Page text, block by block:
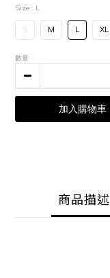
Size : L
M L XL
數量
加入購物車
商品描述